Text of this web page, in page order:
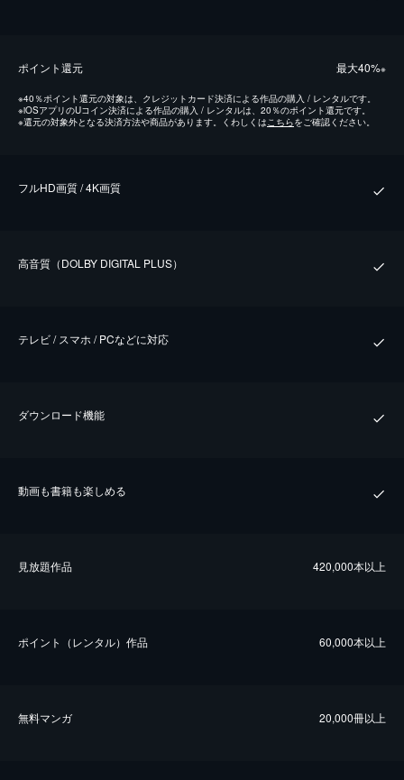
ポイント還元 最⼤40%※
※40％ポイント還元の対象は、クレジットカード決済による作品の購入 / レンタルです。
※iOSアプリのUコイン決済による作品の購入 / レンタルは、20％のポイント還元です。
※還元の対象外となる決済方法や商品があります。くわしくは こちらをご確認ください。
フルHD画質 / 4K画質
⾼⾳質（DOLBY DIGITAL PLUS）
テレビ / スマホ / PCなどに対応
ダウンロード機能
動画も書籍も楽しめる
⾒放題作品 420,000本以上
ポイント（レンタル）作品 60,000本以上
無料マンガ 20,000冊以上